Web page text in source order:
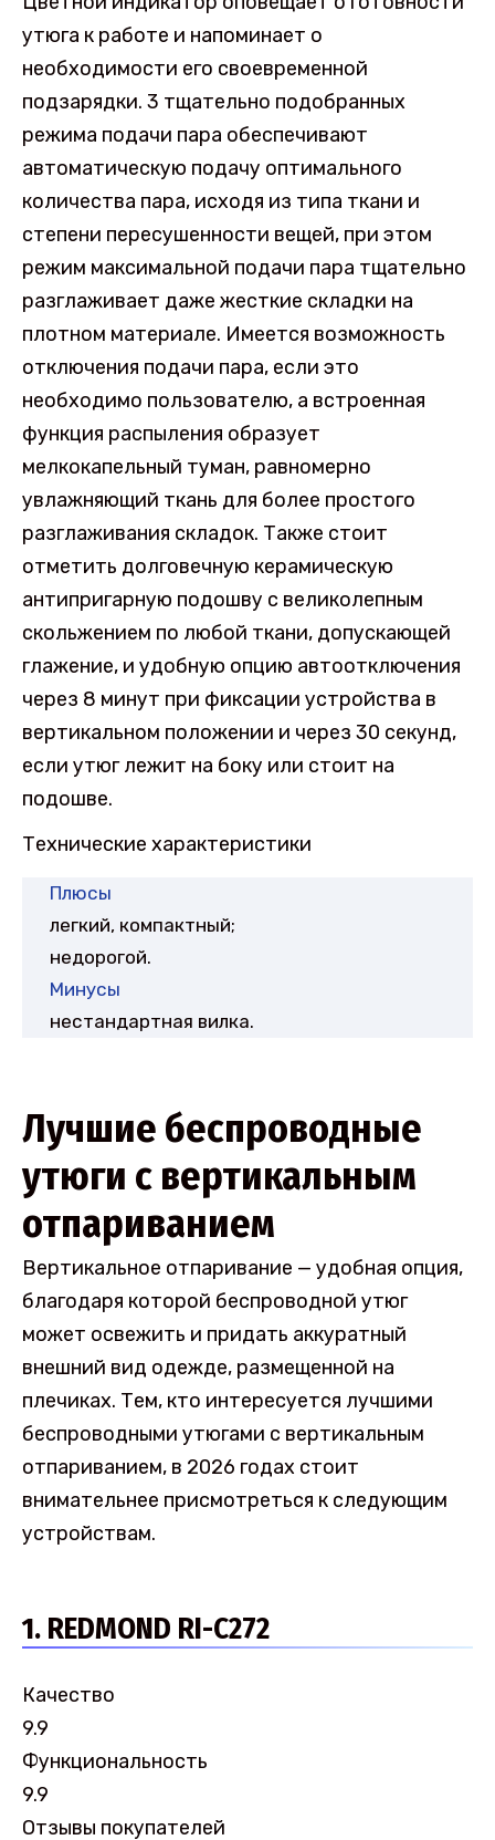
утюга к работе и напоминает о
необходимости его своевременной
подзарядки. 3 тщательно подобранных
режима подачи пара обеспечивают
автоматическую подачу оптимального
количества пара, исходя из типа ткани и
степени пересушенности вещей, при этом
режим максимальной подачи пара тщательно
разглаживает даже жесткие складки на
плотном материале. Имеется возможность
отключения подачи пара, если это
необходимо пользователю, а встроенная
функция распыления образует
мелкокапельный туман, равномерно
увлажняющий ткань для более простого
разглаживания складок. Также стоит
отметить долговечную керамическую
антипригарную подошву с великолепным
скольжением по любой ткани, допускающей
глажение, и удобную опцию автоотключения
через 8 минут при фиксации устройства в
вертикальном положении и через 30 секунд,
если утюг лежит на боку или стоит на
подошве.
Технические характеристики
Плюсы
легкий, компактный;
недорогой.
Минусы
нестандартная вилка.
Лучшие беспроводные
утюги с вертикальным
отпариванием
Вертикальное отпаривание — удобная опция,
благодаря которой беспроводной утюг
может освежить и придать аккуратный
внешний вид одежде, размещенной на
плечиках. Тем, кто интересуется лучшими
беспроводными утюгами с вертикальным
отпариванием, в 2026 годах стоит
внимательнее присмотреться к следующим
устройствам.
1. REDMOND RI-C272
Качество
9.9
Функциональность
9.9
Отзывы покупателей